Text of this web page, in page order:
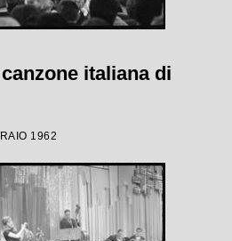
italiana di
1962